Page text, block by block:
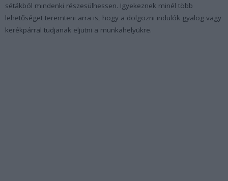
sétákból mindenki részesülhessen. Igyekeznek minél több
lehetőséget teremteni arra is, hogy a dolgozni indulók gyalog vagy
kerékpárral tudjanak eljutni a munkahelyükre.